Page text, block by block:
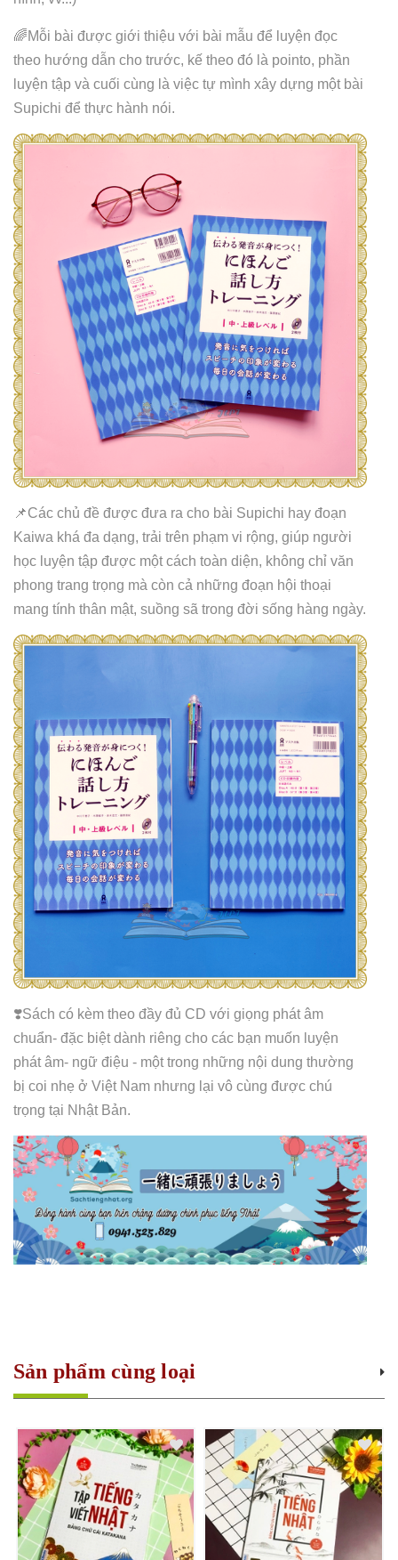
🌈Mỗi bài được giới thiệu với bài mẫu để luyện đọc
theo hướng dẫn cho trước, kế theo đó là pointo, phần
luyện tập và cuối cùng là việc tự mình xây dựng một bài
Supichi để thực hành nói.
📌Các chủ đề được đưa ra cho bài Supichi hay đoạn
Kaiwa khá đa dạng, trải trên phạm vi rộng, giúp người
học luyện tập được một cách toàn diện, không chỉ văn
phong trang trọng mà còn cả những đoạn hội thoại
mang tính thân mật, suồng sã trong đời sống hàng ngày.
❣️Sách có kèm theo đầy đủ CD với giọng phát âm
chuẩn- đặc biệt dành riêng cho các bạn muốn luyện
phát âm- ngữ điệu - một trong những nội dung thường
bị coi nhẹ ở Việt Nam nhưng lại vô cùng được chú
trọng tại Nhật Bản.
Sản phẩm cùng loại